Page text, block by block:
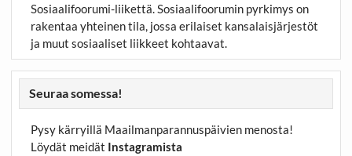
Sosiaalifoorumi-liikettä. Sosiaalifoorumin pyrkimys on
rakentaa yhteinen tila, jossa erilaiset kansalaisjärjestöt
ja muut sosiaaliset liikkeet kohtaavat.
Seuraa somessa!
Pysy kärryillä Maailmanparannuspäivien menosta!
Löydät meidät Instagramista